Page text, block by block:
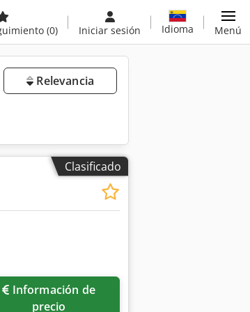
(0) Iniciar sesión Idioma Menú
Relevancia
Clasificado
precio